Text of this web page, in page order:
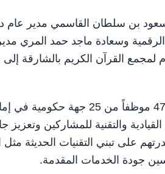
بن سلطان القاسمي مدير عام
وسعادة ماجد حمد المري
لمجمع القرآن الكريم
والتقنية للمشاركين
على تبني التقنيات الحديثة
جودة الخدمات المقدمة.